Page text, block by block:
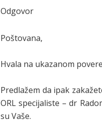
Odgovor
Poštovana,
Hvala na ukazanom
Predlažem da ipak
ORL specijaliste – dr
su Vaše.